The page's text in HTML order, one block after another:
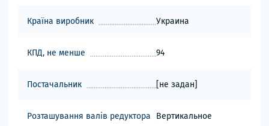
Країна виробник Украина
КПД, не менше 94
Постачальник [не задан]
Розташування валів редуктора Вертикальное